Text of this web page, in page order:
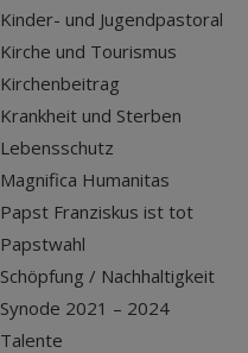
Kinder- und Jugendpastoral
Kirche und Tourismus
Kirchenbeitrag
Krankheit und Sterben
Lebensschutz
Magnifica Humanitas
Papst Franziskus ist tot
Papstwahl
Schöpfung / Nachhaltigkeit
Synode 2021 – 2024
Talente